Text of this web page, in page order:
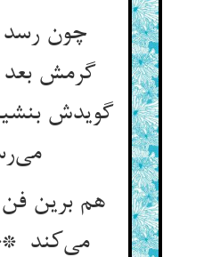
چون رسد
گرمش
گویدش
می‌رسد
هم برین
می‌کند